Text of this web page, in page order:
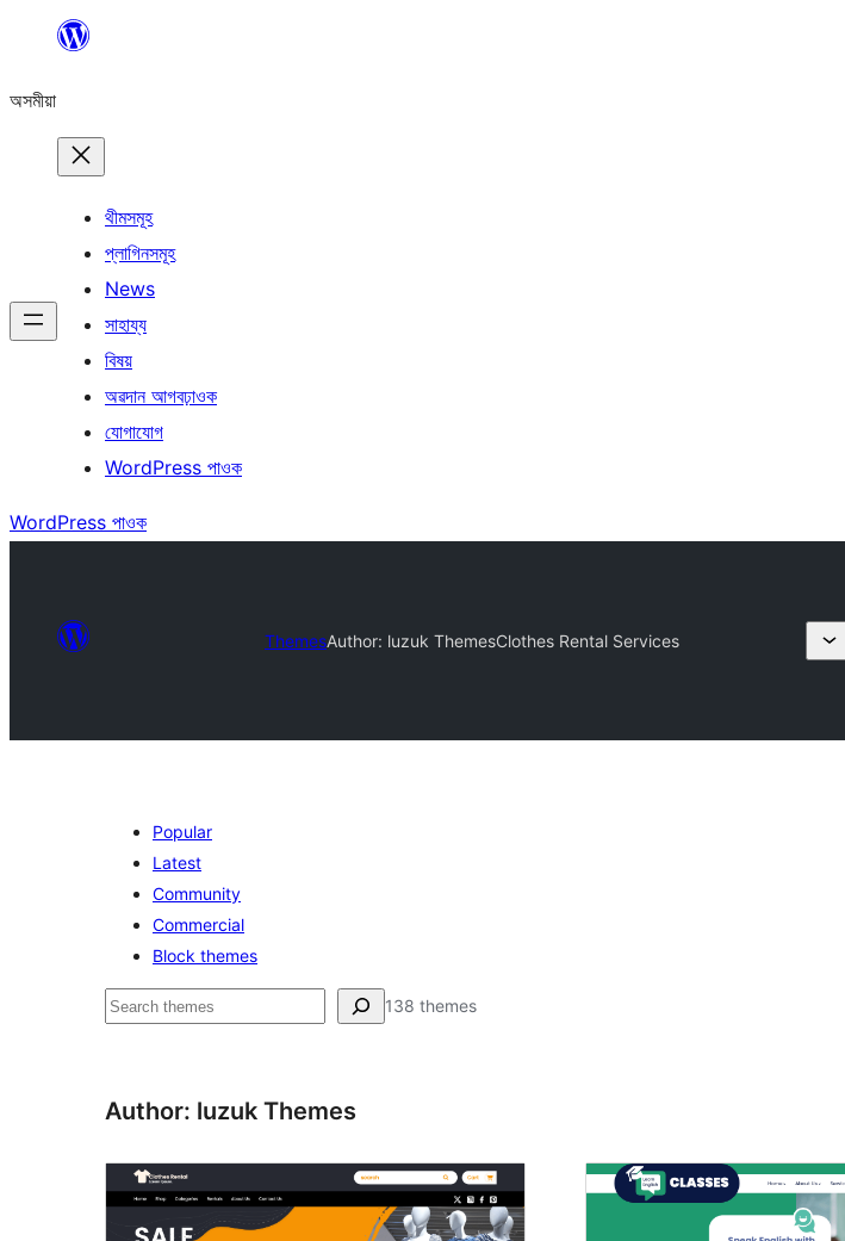
বিষয়বস্তুলৈ
অসমীয়া
থীমসমূহ
প্লাগিনসমূহ
News
সাহায্য
বিষয়
অৱদান আগবঢ়াওক
যোগাযোগ
WordPress পাওক
WordPress পাওক
ThemesAuthor: luzuk ThemesClothes Rental Services
Popular
Latest
Community
Commercial
Block themes
সন্ধান
138 themes
Author: luzuk Themes